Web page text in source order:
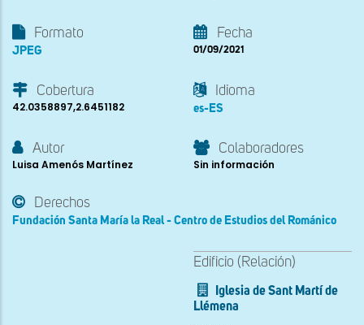
Formato
JPEG
Fecha
01/09/2021
Cobertura
42.0358897,2.6451182
Idioma
es-ES
Autor
Luisa Amenós Martínez
Colaboradores
Sin información
Derechos
Fundación Santa María la Real - Centro de Estudios del Románico
Edificio (Relación)
Iglesia de Sant Martí de
Llémena